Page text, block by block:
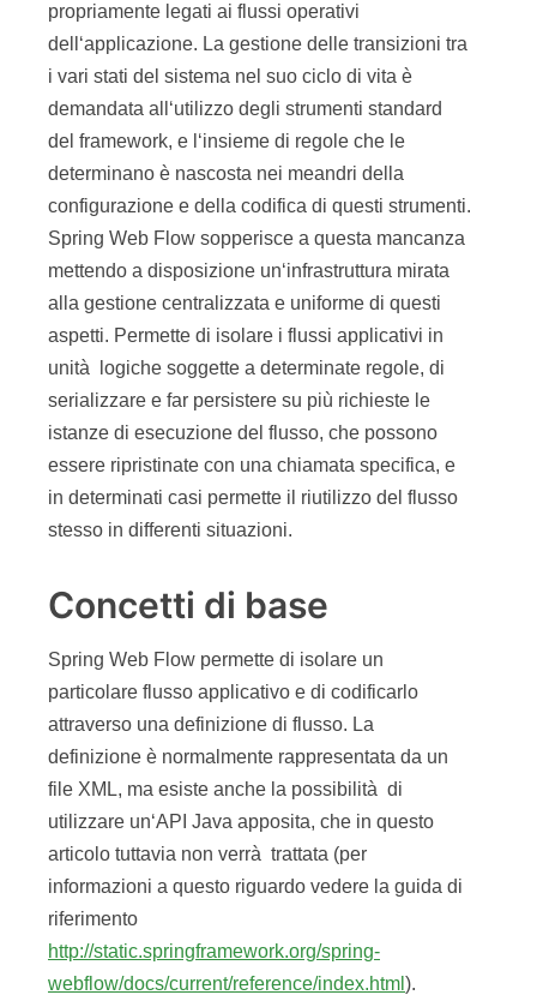
propriamente legati ai flussi operativi
dell‘applicazione. La gestione delle transizioni tra
i vari stati del sistema nel suo ciclo di vita è
demandata all‘utilizzo degli strumenti standard
del framework, e l‘insieme di regole che le
determinano è nascosta nei meandri della
configurazione e della codifica di questi strumenti.
Spring Web Flow sopperisce a questa mancanza
mettendo a disposizione un‘infrastruttura mirata
alla gestione centralizzata e uniforme di questi
aspetti. Permette di isolare i flussi applicativi in
unità logiche soggette a determinate regole, di
serializzare e far persistere su più richieste le
istanze di esecuzione del flusso, che possono
essere ripristinate con una chiamata specifica, e
in determinati casi permette il riutilizzo del flusso
stesso in differenti situazioni.
Concetti di base
Spring Web Flow permette di isolare un
particolare flusso applicativo e di codificarlo
attraverso una definizione di flusso. La
definizione è normalmente rappresentata da un
file XML, ma esiste anche la possibilità di
utilizzare un‘API Java apposita, che in questo
articolo tuttavia non verrà trattata (per
informazioni a questo riguardo vedere la guida di
riferimento
http://static.springframework.org/spring-
webflow/docs/current/reference/index.html ).